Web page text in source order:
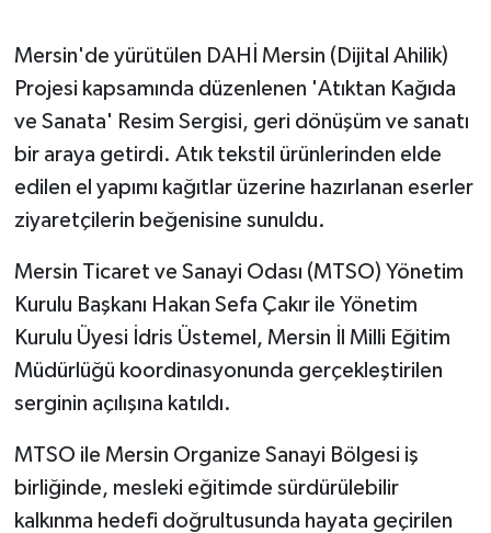
Mersin'de yürütülen DAHİ Mersin (Dijital Ahilik)
Projesi kapsamında düzenlenen 'Atıktan Kağıda
ve Sanata' Resim Sergisi, geri dönüşüm ve sanatı
bir araya getirdi. Atık tekstil ürünlerinden elde
edilen el yapımı kağıtlar üzerine hazırlanan eserler
ziyaretçilerin beğenisine sunuldu.
Mersin Ticaret ve Sanayi Odası (MTSO) Yönetim
Kurulu Başkanı Hakan Sefa Çakır ile Yönetim
Kurulu Üyesi İdris Üstemel, Mersin İl Milli Eğitim
Müdürlüğü koordinasyonunda gerçekleştirilen
serginin açılışına katıldı.
MTSO ile Mersin Organize Sanayi Bölgesi iş
birliğinde, mesleki eğitimde sürdürülebilir
kalkınma hedefi doğrultusunda hayata geçirilen
GENEL
GÜNDEM
Güvenlik
İNSAN
İş Dünyası
Jandarma
Kadın
KÜLTÜR SANAT